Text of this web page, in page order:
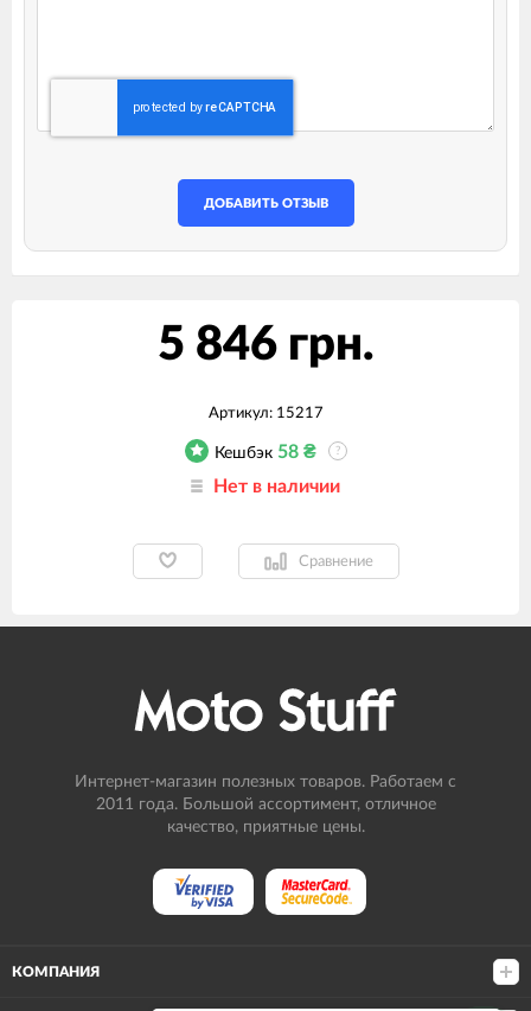
ДОБАВИТЬ ОТЗЫВ
5 846 грн.
Артикул: 15217
Кешбэк 58₴ ?
Нет в наличии
Сравнение
Интернет-магазин полезных товаров. Работаем с
2011 года. Большой ассортимент, отличное
качество, приятные цены.
КОМПАНИЯ